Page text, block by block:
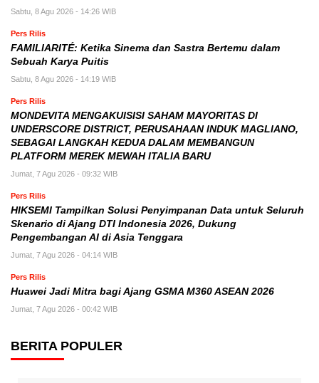
Sabtu, 8 Agu 2026 - 14:26 WIB
Pers Rilis
FAMILIARITÉ: Ketika Sinema dan Sastra Bertemu dalam
Sebuah Karya Puitis
Sabtu, 8 Agu 2026 - 14:19 WIB
Pers Rilis
MONDEVITA MENGAKUISISI SAHAM MAYORITAS DI
UNDERSCORE DISTRICT, PERUSAHAAN INDUK MAGLIANO,
SEBAGAI LANGKAH KEDUA DALAM MEMBANGUN
PLATFORM MEREK MEWAH ITALIA BARU
Jumat, 7 Agu 2026 - 09:32 WIB
Pers Rilis
HIKSEMI Tampilkan Solusi Penyimpanan Data untuk Seluruh
Skenario di Ajang DTI Indonesia 2026, Dukung
Pengembangan AI di Asia Tenggara
Jumat, 7 Agu 2026 - 04:14 WIB
Pers Rilis
Huawei Jadi Mitra bagi Ajang GSMA M360 ASEAN 2026
Jumat, 7 Agu 2026 - 00:42 WIB
BERITA POPULER